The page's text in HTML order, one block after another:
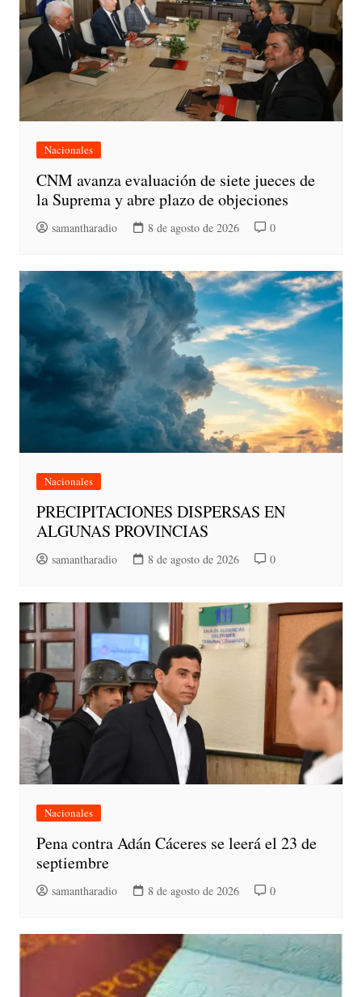
Nacionales
CNM avanza evaluación de siete jueces de
la Suprema y abre plazo de objeciones
samantharadio 8 de agosto de 2026 0
Nacionales
PRECIPITACIONES DISPERSAS EN
ALGUNAS PROVINCIAS
samantharadio 8 de agosto de 2026 0
Nacionales
Pena contra Adán Cáceres se leerá el 23 de
septiembre
samantharadio 8 de agosto de 2026 0